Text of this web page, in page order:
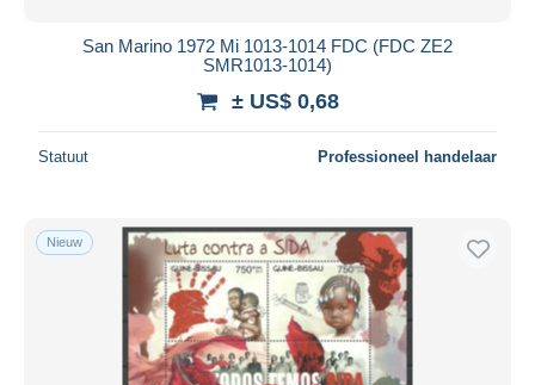
San Marino 1972 Mi 1013-1014 FDC (FDC ZE2
SMR1013-1014)
± US$ 0,68
Statuut Professioneel handelaar
Nieuw